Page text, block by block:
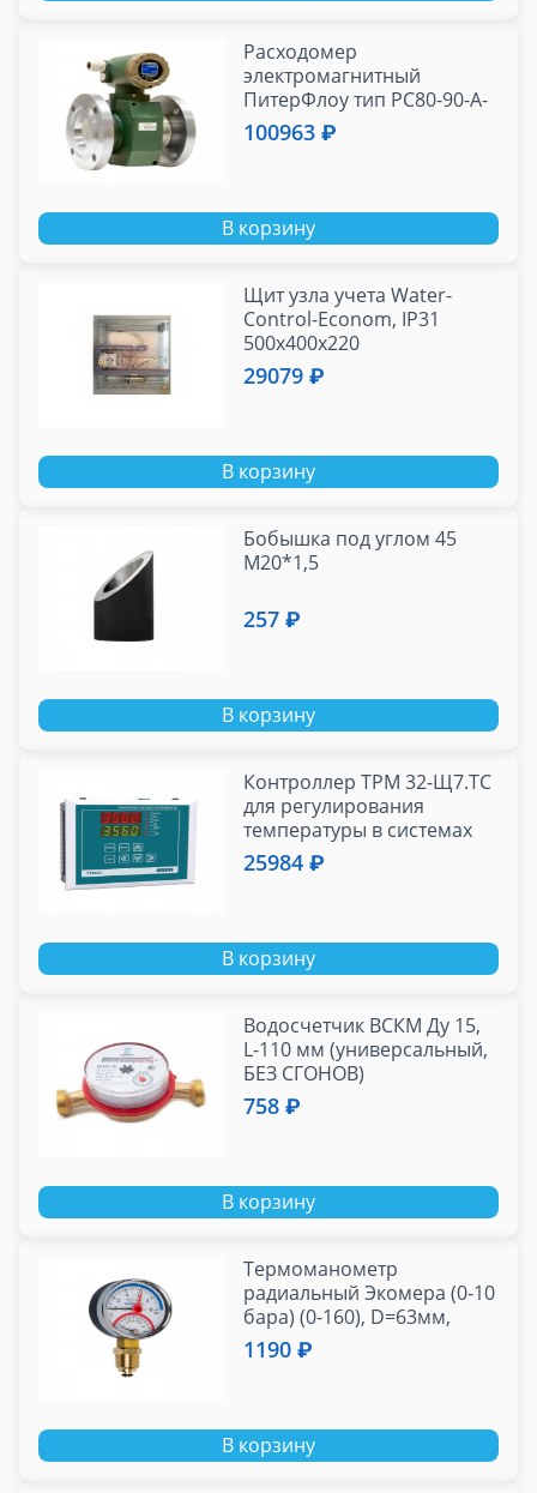
Расходомер
электромагнитный
ПитерФлоу тип РС80-90-А-
Ф (0.6...90.0м3/ч) класс А
(без БП) фланец
100963 ₽
В корзину
Щит узла учета Water-
Control-Econom, IP31
500х400х220
29079 ₽
В корзину
Бобышка под углом 45
М20*1,5
257 ₽
В корзину
Контроллер ТРМ 32-Щ7.ТС
для регулирования
температуры в системах
отопления и ГВС, ОВЕН
25984 ₽
В корзину
Водосчетчик ВСКМ Ду 15,
L-110 мм (универсальный,
БЕЗ СГОНОВ)
758 ₽
В корзину
Термоманометр
радиальный Экомера (0-10
бара) (0-160), D=63мм,
G1/2
1190 ₽
В корзину